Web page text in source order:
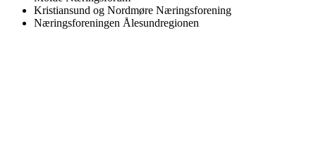
Kristiansund og Nordmøre Næringsforening
Næringsforeningen Ålesundregionen